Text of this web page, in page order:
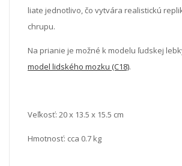
liate jednotlivo, čo vytvára realistickú
chrupu.
Na prianie je možné k modelu ľudskej
model lidského mozku (C18).
Veľkosť: 20 x 13.5 x 15.5 cm
Hmotnosť: cca 0.7 kg